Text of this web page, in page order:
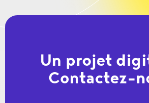
Un projet
Contactez-